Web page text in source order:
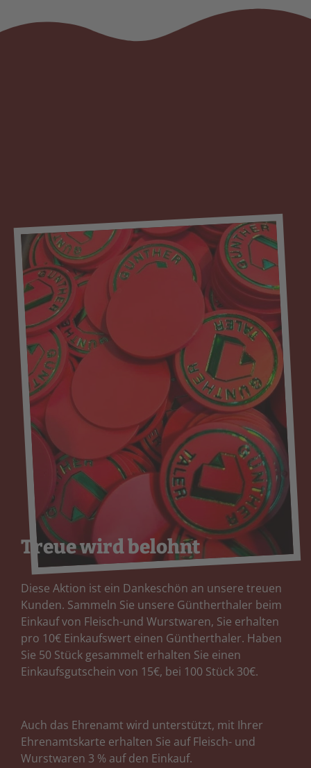
Treue wird belohnt
Diese Aktion ist ein Dankeschön an unsere treuen
Kunden. Sammeln Sie unsere Güntherthaler beim
Einkauf von Fleisch-und Wurstwaren, Sie erhalten
pro 10€ Einkaufswert einen Güntherthaler. Haben
Sie 50 Stück gesammelt erhalten Sie einen
Einkaufsgutschein von 15€, bei 100 Stück 30€.
Auch das Ehrenamt wird unterstützt, mit Ihrer
Ehrenamtskarte erhalten Sie auf Fleisch- und
Wurstwaren 3 % auf den Einkauf.